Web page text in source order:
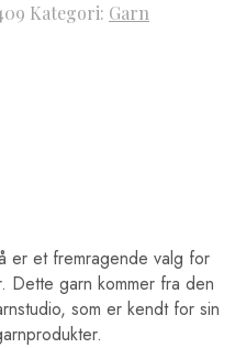
Kategori: Garn
er et fremragende valg for
Dette garn kommer fra den
som er kendt for sin